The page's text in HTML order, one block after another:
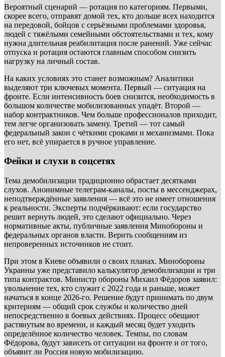
Вероятный сценарий — ротация по категориям. Первыми,
скорее всего, отправят домой тех, кто дольше всех находится
на передовой, бойцов с серьёзными проблемами здоровья,
людей с тяжёлыми семейными обстоятельствами и тех, кому
нужна длительная реабилитация после ранений. Уже сейчас
отпуска и ротация остаются главным способом снизить
нагрузку на личный состав.
На каких условиях это станет возможным? Аналитики
выделяют три ключевых момента. Первый — ситуация на
фронте. Если интенсивность боев снизится, необходимость в
большом количестве мобилизованных упадёт. Второй —
набор контрактников. Чем больше профессионалов приходит,
тем легче организовать замену. Третий — тот самый
федеральный закон с чёткими сроками и механизмами. Пока
его нет, всё упирается в ручное управление.
Фейки и слухи в соцсетях
Тема демобилизации традиционно обрастает десятками
слухов. Анонимные телеграм-каналы, посты в мессенджерах,
неподтверждённые заявления — всё это не имеет отношения
к реальности. Эксперты подчёркивают: если государство
решит вернуть людей, это сделают официально. Через
нормативные акты, публичные заявления Минобороны и
федеральных органов власти. Верить сообщениям из
непроверенных источников не стоит.
При этом в Киеве объявили о своих планах. Минобороны
Украины уже представило калькулятор демобилизации и три
типа контрактов. Министр обороны Михаил Фёдоров заявил:
увольнение тех, кто служит с 2022 года и раньше, может
начаться в конце 2026-го. Решение будут принимать по двум
критериям — общий срок службы и количество дней
непосредственно в боевых действиях. Процесс обещают
растянутым во времени, и каждый месяц будет уходить
определённое количество человек. Темпы, по словам
Фёдорова, будут зависеть от ситуации на фронте и от того,
объявит ли Россия новую мобилизацию.